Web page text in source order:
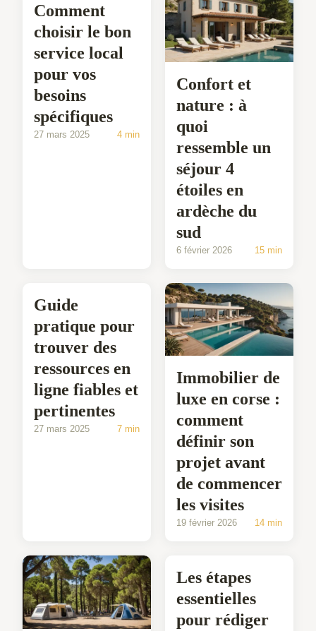
Comment
choisir le bon
service local
pour vos
besoins
spécifiques
27 mars 2025 4 min
Confort et
nature : à
quoi
ressemble un
séjour 4
étoiles en
ardèche du
sud
6 février 2026 15 min
Guide
pratique pour
trouver des
ressources en
ligne fiables et
pertinentes
27 mars 2025 7 min
Immobilier de
luxe en corse :
comment
définir son
projet avant
de commencer
les visites
19 février 2026 14 min
Les étapes
essentielles
pour rédiger